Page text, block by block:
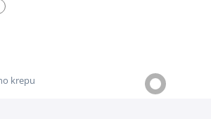
Kuchyňská zástěra